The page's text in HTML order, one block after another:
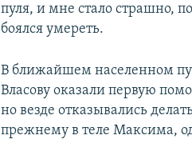
пуля, и мне стало страшно,
боялся умереть.
В ближайшем населенном
Власову оказали первую
но везде отказывались
прежнему в теле Максима,